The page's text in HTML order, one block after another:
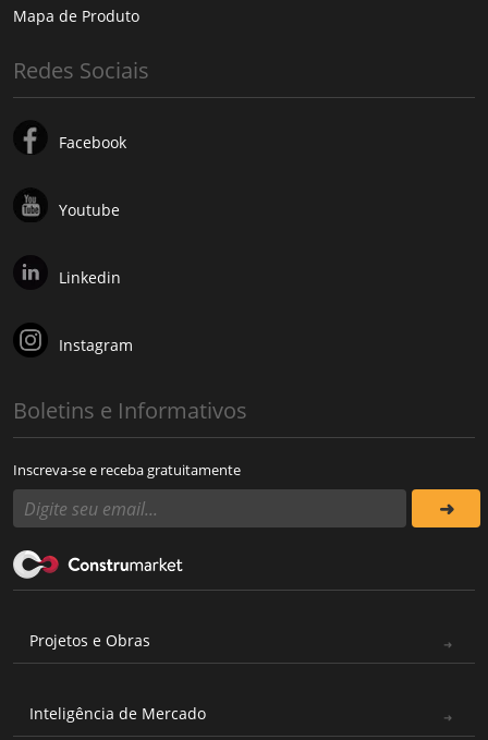
Mapa de Produto
Redes Sociais
Facebook
Youtube
Linkedin
Instagram
Boletins e Informativos
Inscreva-se e receba gratuitamente
Projetos e Obras
Inteligência de Mercado